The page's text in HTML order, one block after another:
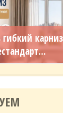
гибкий